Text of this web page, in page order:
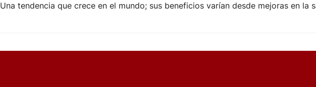
Una tendencia que crece en el mundo; sus beneficios varían desde mejoras en